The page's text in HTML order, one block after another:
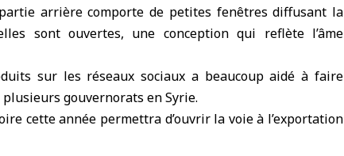
arrière comporte de petites fenêtres diffusant la
sont ouvertes, une conception qui reflète l’âme
sur les réseaux sociaux a beaucoup aidé à faire
gouvernorats en Syrie.
cette année permettra d’ouvrir la voie à l’exportation